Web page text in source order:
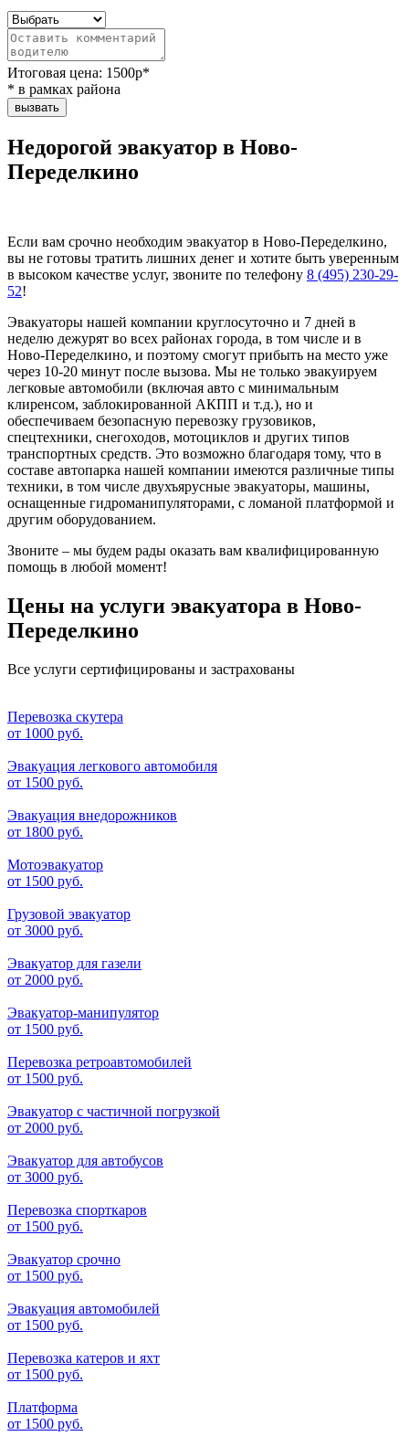
Итоговая цена: 1500р*
* в рамках района
вызвать
Недорогой эвакуатор в Ново-
Переделкино
Если вам срочно необходим эвакуатор в Ново-Переделкино,
вы не готовы тратить лишних денег и хотите быть уверенным
в высоком качестве услуг, звоните по телефону 8 (495) 230-29-
52!
Эвакуаторы нашей компании круглосуточно и 7 дней в
неделю дежурят во всех районах города, в том числе и в
Ново-Переделкино, и поэтому смогут прибыть на место уже
через 10-20 минут после вызова. Мы не только эвакуируем
легковые автомобили (включая авто с минимальным
клиренсом, заблокированной АКПП и т.д.), но и
обеспечиваем безопасную перевозку грузовиков,
спецтехники, снегоходов, мотоциклов и других типов
транспортных средств. Это возможно благодаря тому, что в
составе автопарка нашей компании имеются различные типы
техники, в том числе двухъярусные эвакуаторы, машины,
оснащенные гидроманипуляторами, с ломаной платформой и
другим оборудованием.
Звоните – мы будем рады оказать вам квалифицированную
помощь в любой момент!
Цены на услуги эвакуатора в Ново-
Переделкино
Все услуги сертифицированы и застрахованы
Перевозка скутера
от 1000 руб.
Эвакуация легкового автомобиля
от 1500 руб.
Эвакуация внедорожников
от 1800 руб.
Мотоэвакуатор
от 1500 руб.
Грузовой эвакуатор
от 3000 руб.
Эвакуатор для газели
от 2000 руб.
Эвакуатор-манипулятор
от 1500 руб.
Перевозка ретроавтомобилей
от 1500 руб.
Эвакуатор с частичной погрузкой
от 2000 руб.
Эвакуатор для автобусов
от 3000 руб.
Перевозка спорткаров
от 1500 руб.
Эвакуатор срочно
от 1500 руб.
Эвакуация автомобилей
от 1500 руб.
Перевозка катеров и яхт
от 1500 руб.
Платформа
от 1500 руб.